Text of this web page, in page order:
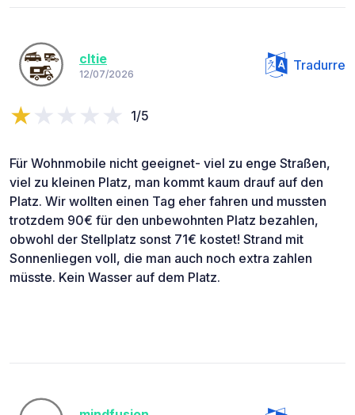
cltie
12/07/2026
Tradurre
1/5
Für Wohnmobile nicht geeignet- viel zu enge Straßen,
viel zu kleinen Platz, man kommt kaum drauf auf den
Platz. Wir wollten einen Tag eher fahren und mussten
trotzdem 90€ für den unbewohnten Platz bezahlen,
obwohl der Stellplatz sonst 71€ kostet! Strand mit
Sonnenliegen voll, die man auch noch extra zahlen
müsste. Kein Wasser auf dem Platz.